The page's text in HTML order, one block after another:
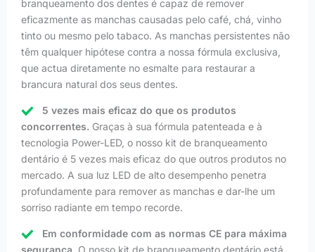
branqueamento dos dentes é capaz de remover
eficazmente as manchas causadas pelo café, chá, vinho
tinto ou mesmo pelo tabaco. As manchas persistentes não
têm qualquer hipótese contra a nossa fórmula exclusiva,
que actua diretamente no esmalte para restaurar a
brancura natural dos seus dentes.
5 vezes mais eficaz do que os produtos
concorrentes. Graças à sua fórmula patenteada e à
tecnologia Power-LED, o nosso kit de branqueamento
dentário é 5 vezes mais eficaz do que outros produtos no
mercado. A sua luz LED de alto desempenho penetra
profundamente para remover as manchas e dar-lhe um
sorriso radiante em tempo recorde.
Em conformidade com as normas CE para máxima